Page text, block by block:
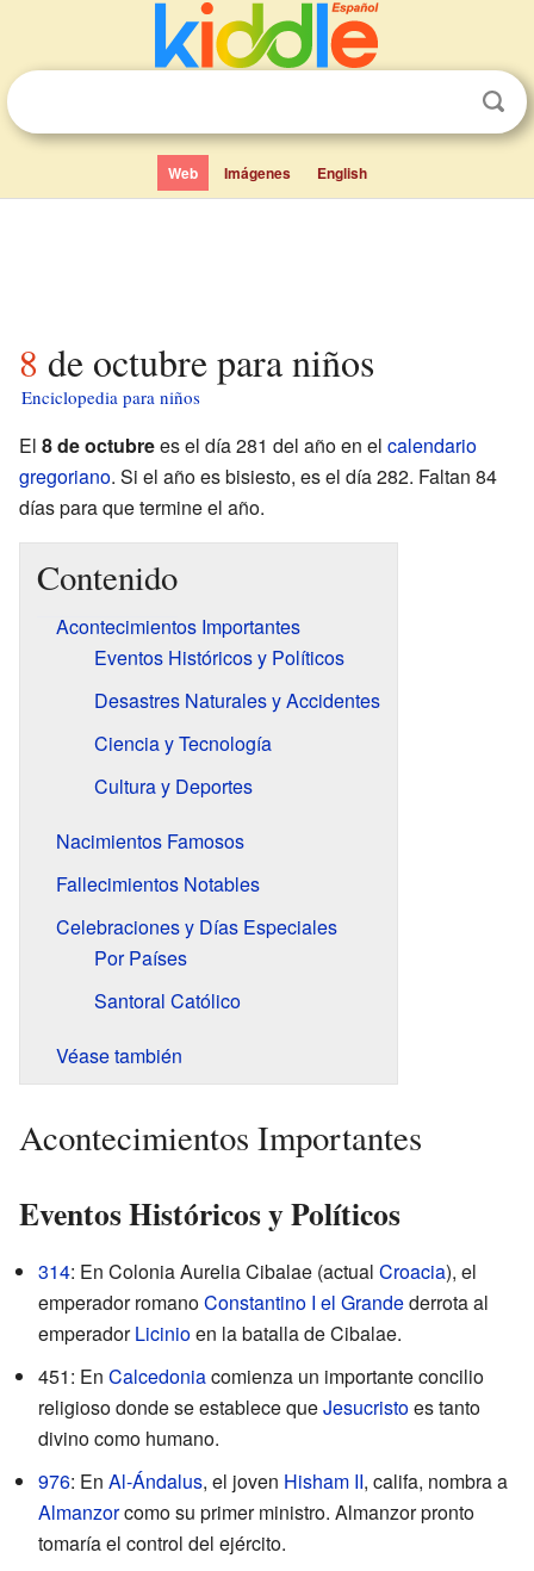
Web Imágenes English
8 de octubre para niños
Enciclopedia para niños
El 8 de octubrees el día 281 del año en el calendario
gregoriano. Si el año es bisiesto, es el día 282. Faltan 84
días para que termine el año.
Contenido
Acontecimientos Importantes
Eventos Históricos y Políticos
Desastres Naturales y Accidentes
Ciencia y Tecnología
Cultura y Deportes
Nacimientos Famosos
Fallecimientos Notables
Celebraciones y Días Especiales
Por Países
Santoral Católico
Véase también
Acontecimientos Importantes
Eventos Históricos y Políticos
314: En Colonia Aurelia Cibalae (actual Croacia), el
emperador romanoConstantino I el Grandederrota al
emperadorLicinioen la batalla de Cibalae.
451: En Calcedoniacomienza un importante concilio
religioso donde se establece queJesucristoes tanto
divino como humano.
976: En Al-Ándalus, el joven Hisham II, califa, nombra a
Almanzorcomo su primer ministro. Almanzor pronto
tomaría el control del ejército.